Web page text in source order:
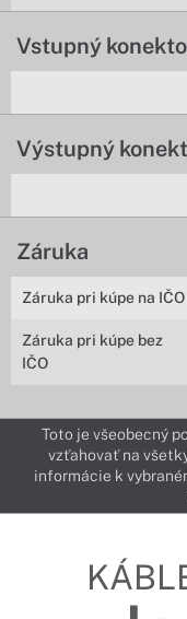
Vstupný
Výstupný
Záruka
Záruka pri kúpe na IČO
Záruka pri kúpe bez
IČO
Toto je všeobecný
vzťahovať na
informácie k